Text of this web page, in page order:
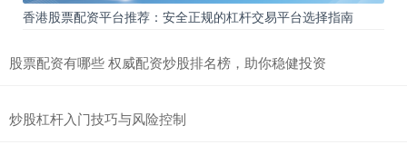
香港股票配资平台推荐：安全正规的杠杆交易平台选择指南
股票配资有哪些 权威配资炒股排名榜，助你稳健投资
炒股杠杆入门技巧与风险控制